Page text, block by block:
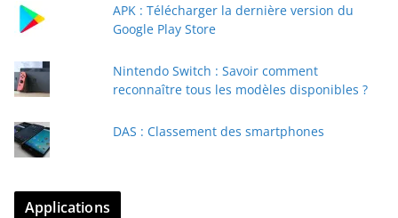
APK : Télécharger la dernière version du
Google Play Store
Nintendo Switch : Savoir comment
reconnaître tous les modèles disponibles ?
DAS : Classement des smartphones
Applications